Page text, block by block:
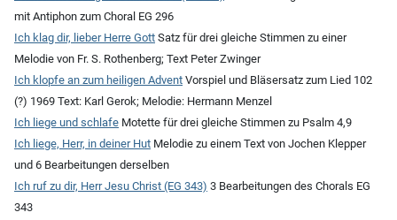
mit Antiphon zum Choral EG 296
Ich klag dir, lieber Herre Gott Satz für drei gleiche Stimmen zu einer
Melodie von Fr. S. Rothenberg; Text Peter Zwinger
Ich klopfe an zum heiligen Advent Vorspiel und Bläsersatz zum Lied 102
(?) 1969 Text: Karl Gerok; Melodie: Hermann Menzel
Ich liege und schlafe Motette für drei gleiche Stimmen zu Psalm 4,9
Ich liege, Herr, in deiner Hut Melodie zu einem Text von Jochen Klepper
und 6 Bearbeitungen derselben
Ich ruf zu dir, Herr Jesu Christ (EG 343) 3 Bearbeitungen des Chorals EG
343